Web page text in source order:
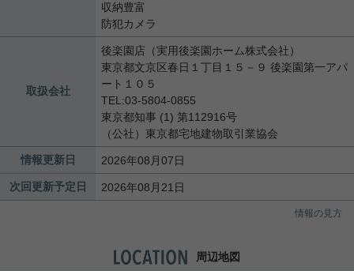
収納豊富
防犯カメラ
取扱会社
後楽園店（実用後楽園ホーム株式会社）
東京都文京区春日１丁目１５－９ 後楽園第一アパ
ート１０５
TEL:03-5804-0855
東京都知事 (1) 第112916号
（公社）東京都宅地建物取引業協会
情報更新日 2026年08月07日
次回更新予定日 2026年08月21日
情報の見方
周辺地図